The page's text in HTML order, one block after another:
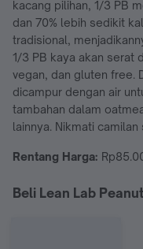
kacang pilihan, 1/3 PB
dan 70% lebih sedikit
tradisional,
1/3 PB kaya akan serat
vegan, dan gluten free.
dicampur dengan air
tambahan dalam
lainnya. Nikmati
Rentang Harga:
Beli Lean Lab